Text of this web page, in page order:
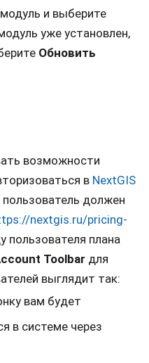
и выберите
уже установлен,
Обновить
возможности
в NextGIS
должен
nextgis.ru/pricing-
пользователя плана
Toolbar для
выглядит так:
вам будет
в системе через